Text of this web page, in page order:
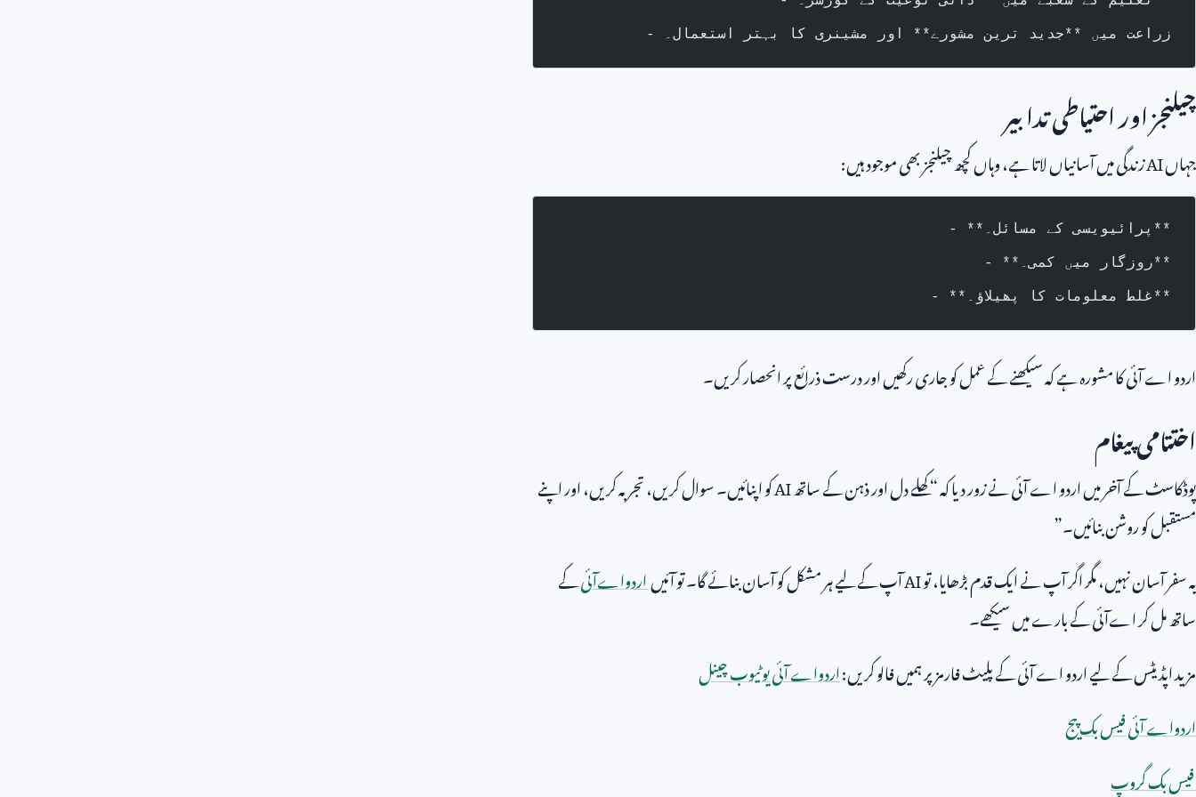
- زراعت میں **جدید ترین مشورے** اور مشینری کا بہتر استعمال۔
چیلنجز اور احتیاطی تدابیر
جہاںAIزندگی میں آسانیاں لاتا ہے، وہاں کچھ چیلنجز بھی موجود ہیں:
- **پرائیویسی کے مسائل۔**
- **روزگار میں کمی۔**
- **غلط معلومات کا پھیلاؤ۔**
اردو اے آئی کا مشورہ ہے کہ سیکھنے کے عمل کو جاری رکھیں اور درست ذرائع پر انحصار کریں۔
اختتامی پیغام
پوڈکاسٹ کے آخر میں اردو اے آئی نے زور دیا کہ “کھلے دل اور ذہن کے ساتھAIکو اپنائیں۔ سوال کریں، تجربہ کریں، اور اپنے
مستقبل کو روشن بنائیں۔”
یہ سفر آسان نہیں، مگر اگر آپ نے ایک قدم بڑھایا، توAIآپ کے لیے ہر مشکل کو آسان بنائے گا۔ تو آئیںاردواےآئیکے
ساتھ مل کر اےآئی کے بارے میں سیکھے۔
مزید اپڈیٹس کے لیے اردو اے آئی کے پلیٹ فارمز پر ہمیں فالو کریں:اردواے آئی یوٹیوب چینل
اردواے آئی فیس بک پیج
فیس بک گروپ